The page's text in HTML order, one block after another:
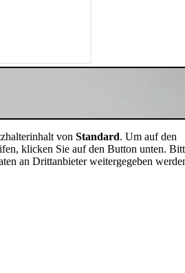
von Standard. Um auf den
klicken Sie auf den Button unten.
an Drittanbieter weitergegeben